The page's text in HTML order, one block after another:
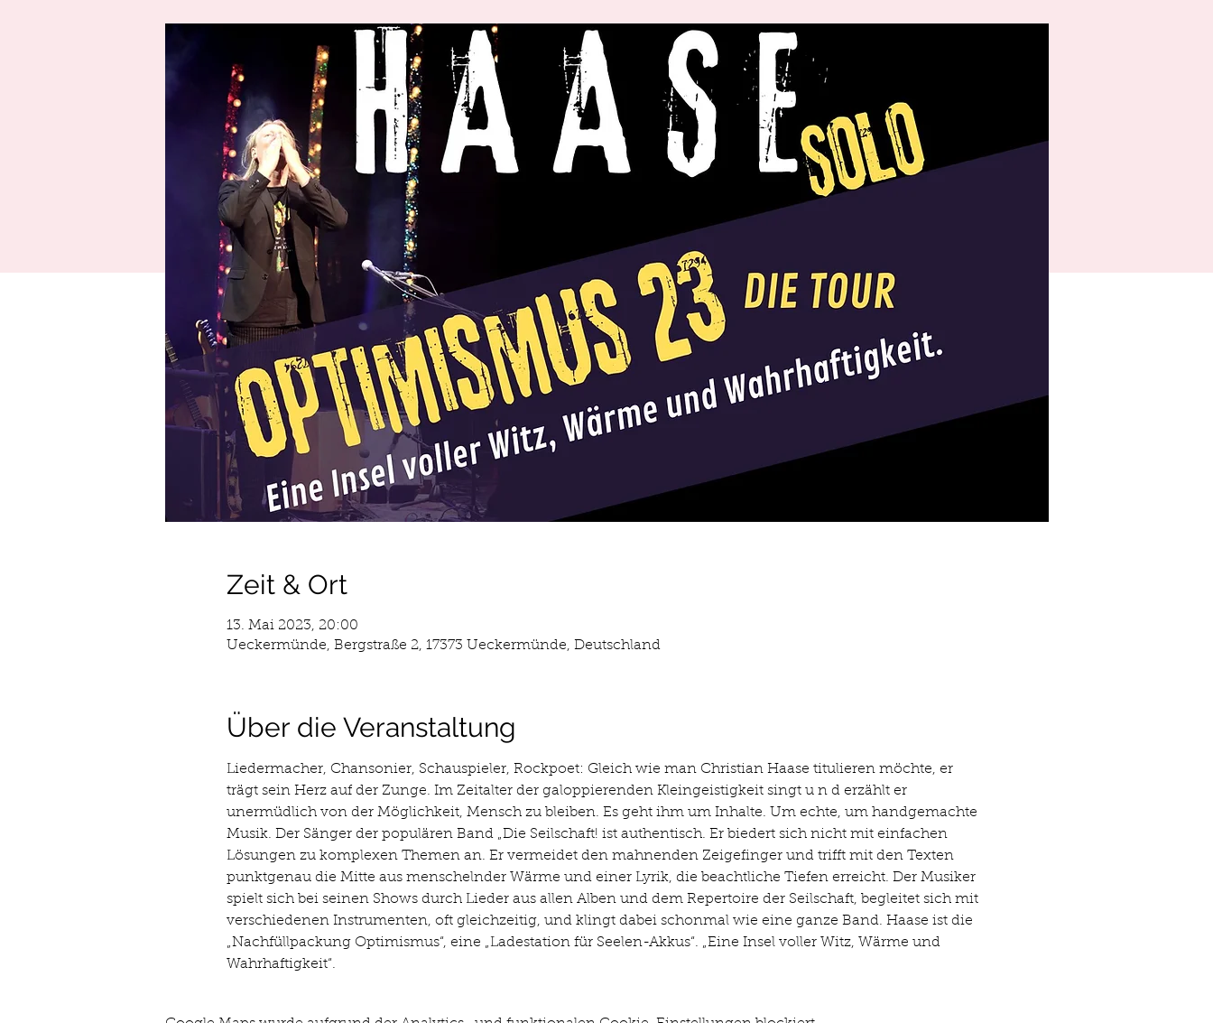
Zeit & Ort
13. Mai 2023, 20:00
Ueckermünde, Bergstraße 2, 17373 Ueckermünde, Deutschland
Über die Veranstaltung
Liedermacher, Chansonier, Schauspieler, Rockpoet: Gleich wie man Christian Haase titulieren möchte, er
trägt sein Herz auf der Zunge. Im Zeitalter der galoppierenden Kleingeistigkeit singt u n d erzählt er
unermüdlich von der Möglichkeit, Mensch zu bleiben. Es geht ihm um Inhalte. Um echte, um handgemachte
Musik. Der Sänger der populären Band „Die Seilschaft! ist authentisch. Er biedert sich nicht mit einfachen
Lösungen zu komplexen Themen an. Er vermeidet den mahnenden Zeigefinger und trifft mit den Texten
punktgenau die Mitte aus menschelnder Wärme und einer Lyrik, die beachtliche Tiefen erreicht. Der Musiker
spielt sich bei seinen Shows durch Lieder aus allen Alben und dem Repertoire der Seilschaft, begleitet sich mit
verschiedenen Instrumenten, oft gleichzeitig, und klingt dabei schonmal wie eine ganze Band. Haase ist die
„Nachfüllpackung Optimismus“, eine „Ladestation für Seelen-Akkus“. „Eine Insel voller Witz, Wärme und
Wahrhaftigkeit“.